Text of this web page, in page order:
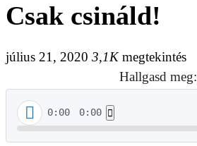
Csak csináld!
július 21, 2020 3,1Kmegtekintés
Hallgasd meg:
0:00 0:00